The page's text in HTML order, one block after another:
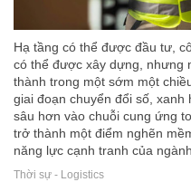
Hạ tầng có thể được đầu tư,
có thể được xây dựng, nhưng
thành trong một sớm một
giai đoạn chuyển đổi số,
sâu hơn vào chuỗi cung ứng
trở thành một điểm nghẽn
năng lực cạnh tranh của ngành.
Thời sự - Logistics